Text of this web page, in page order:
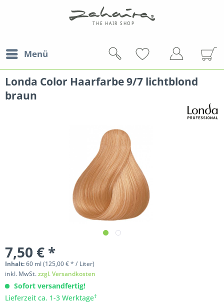
Menü
Londa Color Haarfarbe 9/7 lichtblond
braun
7,50 € *
Inhalt:60 ml(125,00 € * / Liter)
inkl. MwSt.zzgl. Versandkosten
Sofort versandfertig!
Lieferzeit ca. 1-3 Werktage†